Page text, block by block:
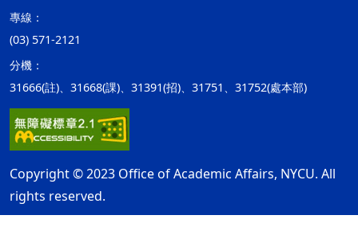
專線：
(03) 571-2121
分機：
31666(註)、31668(課)、31391(招)、31751、31752(處本部)
Copyright © 2023 Office of Academic Affairs, NYCU. All
rights reserved.